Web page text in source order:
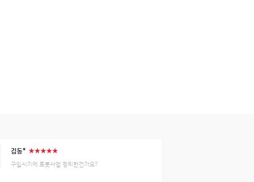
김동* ★★★★★
구입시기에 로봇사업 정리한건가요?